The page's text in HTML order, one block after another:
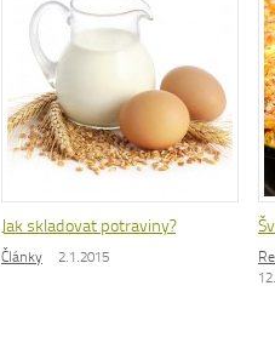
Jak skladovat potraviny?
Články 2.1.2015